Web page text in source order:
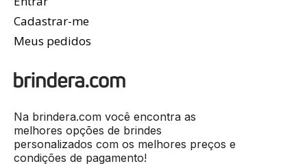
Cadastrar-me
Meus pedidos
Na brindera.com você encontra as
melhores opções de brindes
personalizados com os melhores preços e
condições de pagamento!